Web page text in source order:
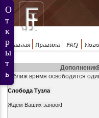
Главная Правила FAQ
В ближ время освободится
Слобода Тузла
Ждем Ваших заявок!